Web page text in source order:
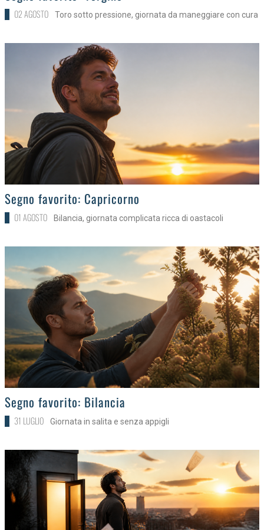
02 AGOSTO Toro sotto pressione, giornata da maneggiare con cura
>
Segno favorito: Capricorno
01 AGOSTO Bilancia, giornata complicata ricca di oastacoli
>
Segno favorito: Bilancia
31 LUGLIO Giornata in salita e senza appigli